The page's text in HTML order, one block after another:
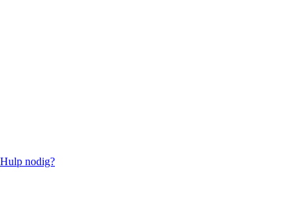
Hulp nodig?